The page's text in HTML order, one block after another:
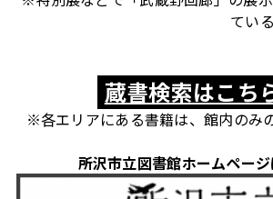
てい
蔵書検索はこち
※各エリアにある書籍は、館内のみ
所沢市立図書館ホームペー